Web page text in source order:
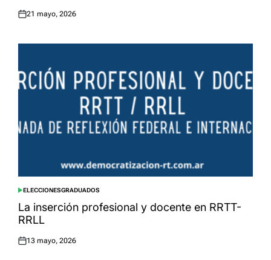
Posted
21 mayo, 2026
POSTED
IN
ELECCIONESGRADUADOS
La inserción profesional y docente en RRTT-
RRLL
Posted
13 mayo, 2026